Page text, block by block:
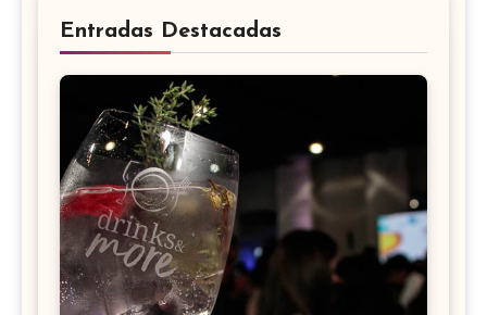
Entradas Destacadas